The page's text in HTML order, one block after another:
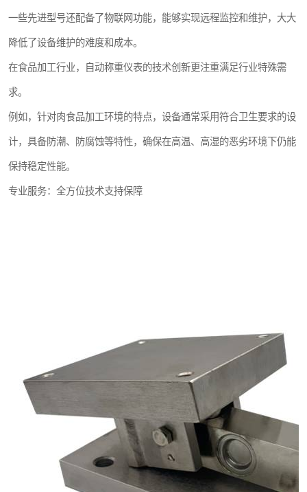
一些先进型号还配备了物联网功能，能够实现远程监控和维护，大大
降低了设备维护的难度和成本。
在食品加工行业，自动称重仪表的技术创新更注重满足行业特殊需
求。
例如，针对肉食品加工环境的特点，设备通常采用符合卫生要求的设
计，具备防潮、防腐蚀等特性，确保在高温、高湿的恶劣环境下仍能
保持稳定性能。
专业服务：全方位技术支持保障